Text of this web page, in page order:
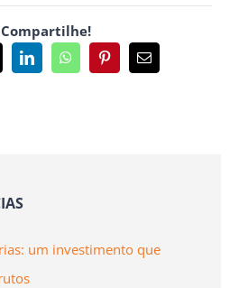
Compartilhe!
LinkedInWhatsAppPinterestEmail
(necessário
um investimento que